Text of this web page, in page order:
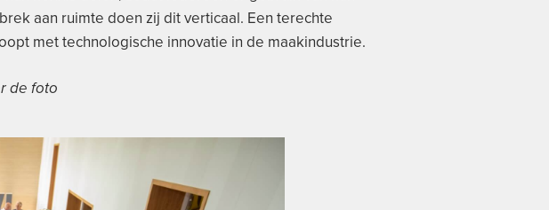
aan ruimte doen zij dit verticaal. Een terechte
met technologische innovatie in de maakindustrie.
de foto